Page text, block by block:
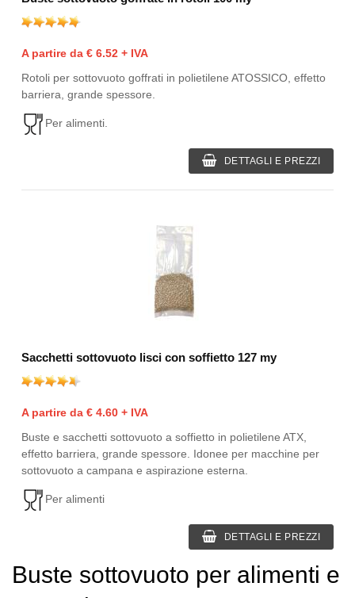
A partire da € 6.52 + IVA
Rotoli per sottovuoto goffrati in polietilene ATOSSICO, effetto
barriera, grande spessore.
Per alimenti.
DETTAGLI E PREZZI
Sacchetti sottovuoto lisci con soffietto 127 my
A partire da € 4.60 + IVA
Buste e sacchetti sottovuoto a soffietto in polietilene ATX,
effetto barriera, grande spessore. Idonee per macchine per
sottovuoto a campana e aspirazione esterna.
Per alimenti
DETTAGLI E PREZZI
Buste sottovuoto per alimenti e